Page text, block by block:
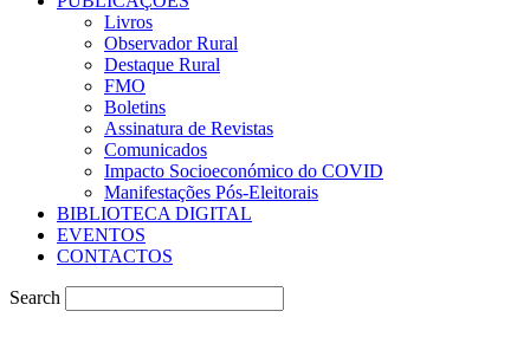
Livros
Observador Rural
Destaque Rural
FMO
Boletins
Assinatura de Revistas
Comunicados
Impacto Socioeconómico do COVID
Manifestações Pós-Eleitorais
BIBLIOTECA DIGITAL
EVENTOS
CONTACTOS
Search